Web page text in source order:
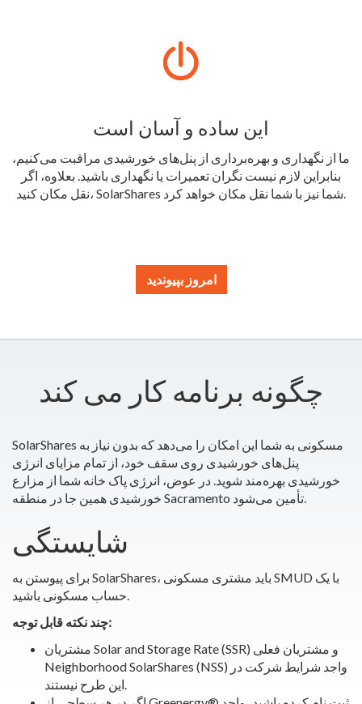
این ساده و آسان است
ما از نگهداری و بهره‌برداری از پنل‌های خورشیدی مراقبت می‌کنیم،
بنابراین لازم نیست نگران تعمیرات یا نگهداری باشید. بعلاوه، اگر
نقل مکان کنید، SolarShares شما نیز با شما نقل مکان خواهد کرد.
امروز بپیوندید
چگونه برنامه کار می کند
SolarShares مسکونی به شما این امکان را می‌دهد که بدون نیاز به
پنل‌های خورشیدی روی سقف خود، از تمام مزایای انرژی
خورشیدی بهره‌مند شوید. در عوض، انرژی پاک خانه شما از مزارع
خورشیدی همین جا در منطقه Sacramento تأمین می‌شود.
شایستگی
برای پیوستن به SolarShares، باید مشتری مسکونی SMUD با یک
حساب مسکونی باشید.
چند نکته قابل توجه:
مشتریان Solar and Storage Rate (SSR) و مشتریان فعلی
Neighborhood SolarShares (NSS) واجد شرایط شرکت در
این طرح نیستند.